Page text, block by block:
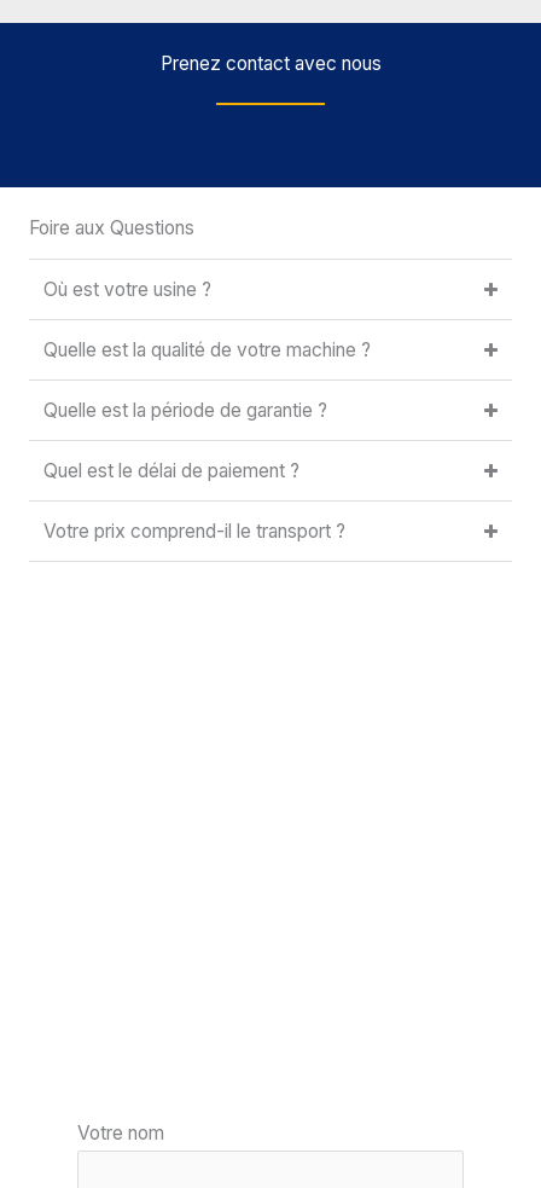
Prenez contact avec nous
Foire aux Questions
Où est votre usine ?
Quelle est la qualité de votre machine ?
Quelle est la période de garantie ?
Quel est le délai de paiement ?
Votre prix comprend-il le transport ?
Votre nom